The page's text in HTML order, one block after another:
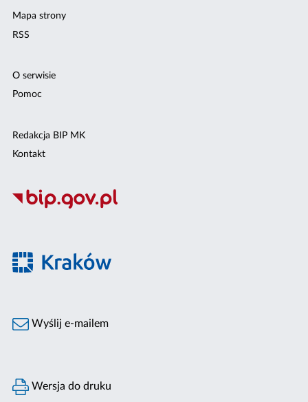
Mapa strony
RSS
O serwisie
Pomoc
Redakcja BIP MK
Kontakt
Wyślij e-mailem
Wersja do druku